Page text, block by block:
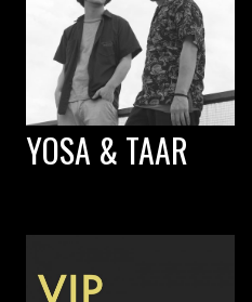
YOSA & TAAR